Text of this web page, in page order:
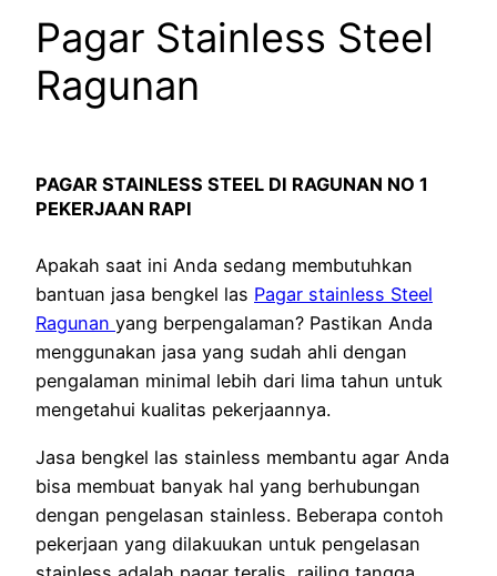
Pagar Stainless Steel
Ragunan
PAGAR STAINLESS STEEL DI RAGUNAN NO 1
PEKERJAAN RAPI
Apakah saat ini Anda sedang membutuhkan
bantuan jasa bengkel las Pagar stainless Steel
Ragunan yang berpengalaman? Pastikan Anda
menggunakan jasa yang sudah ahli dengan
pengalaman minimal lebih dari lima tahun untuk
mengetahui kualitas pekerjaannya.
Jasa bengkel las stainless membantu agar Anda
bisa membuat banyak hal yang berhubungan
dengan pengelasan stainless. Beberapa contoh
pekerjaan yang dilakuukan untuk pengelasan